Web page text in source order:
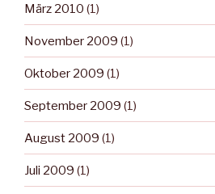
März 2010 (1)
November 2009 (1)
Oktober 2009 (1)
September 2009 (1)
August 2009 (1)
Juli 2009 (1)